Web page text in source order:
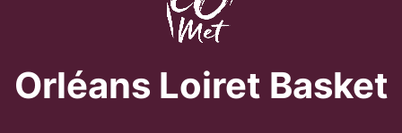
Orléans Loiret Basket